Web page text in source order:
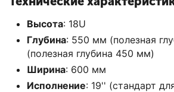
Высота: 18U
Глубина: 550 мм (полезная
(полезная глубина 450 мм)
Ширина: 600 мм
Исполнение: 19'' (стандарт